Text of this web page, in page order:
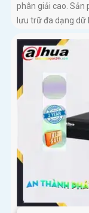
phân giải cao. Sản
lưu trữ đa dạng dữ